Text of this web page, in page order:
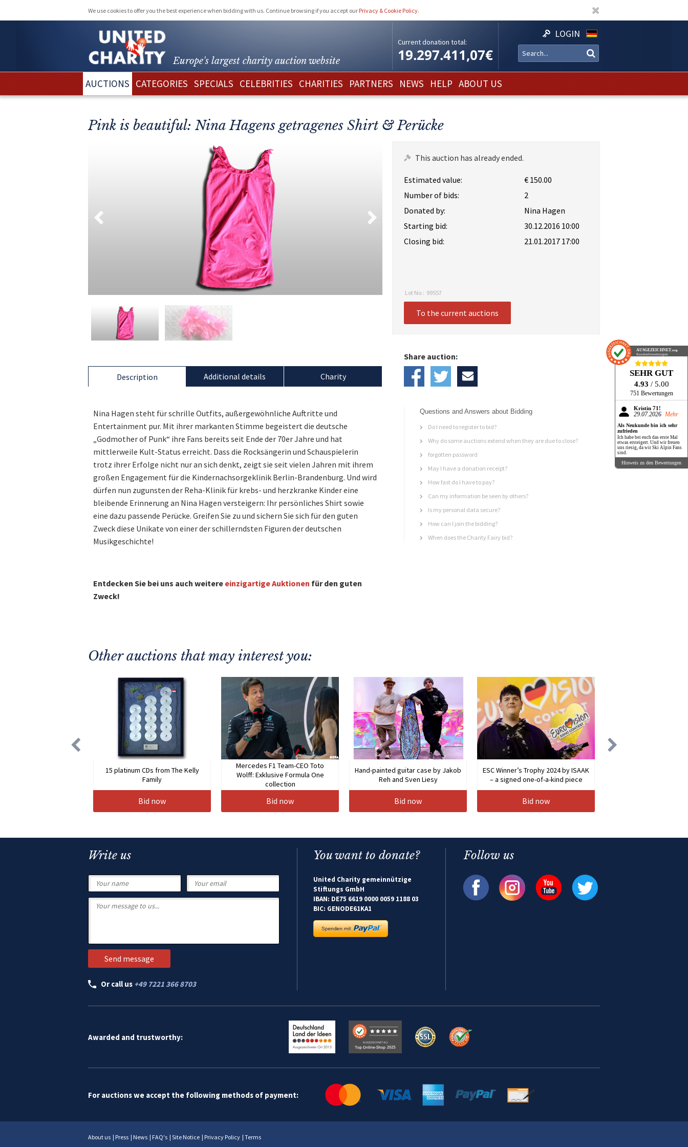
We use cookies to offer you the best experience when bidding with us. Continue browsing if you accept our Privacy & Cookie Policy.
Europe's largest charity auction website
Current donation total:
19.297.411,07€
LOGIN
AUCTIONS CATEGORIES SPECIALS CELEBRITIES CHARITIES PARTNERS NEWS HELP ABOUT US
Pink is beautiful: Nina Hagens getragenes Shirt & Perücke
This auction has already ended.
Estimated value:
€ 150.00
Number of bids:
2
Donated by:
Nina Hagen
Starting bid:
30.12.2016 10:00
Closing bid:
21.01.2017 17:00
Lot No.: 99557
To the current auctions
Description
Nina Hagen steht für schrille Outfits, außergewöhnliche Auftritte und
Entertainment pur. Mit ihrer markanten Stimme begeistert die deutsche
„Godmother of Punk“ ihre Fans bereits seit Ende der 70er Jahre und hat
mittlerweile Kult-Status erreicht. Dass die Rocksängerin und Schauspielerin
trotz ihrer Erfolge nicht nur an sich denkt, zeigt sie seit vielen Jahren mit ihrem
großen Engagement für die Kindernachsorgeklinik Berlin-Brandenburg. Und wird
dürfen nun zugunsten der Reha-Klinik für krebs- und herzkranke Kinder eine
bleibende Erinnerung an Nina Hagen versteigern: Ihr persönliches Shirt sowie
eine dazu passende Perücke. Greifen Sie zu und sichern Sie sich für den guten
Zweck diese Unikate von einer der schillerndsten Figuren der deutschen
Musikgeschichte!
Entdecken Sie bei uns auch weitere einzigartige Auktionen für den guten
Zweck!
Additional details Charity
Share auction:
Questions and Answers about Bidding
Do I need to register to bid?
Why do some auctions extend when they are due to close?
forgotten password
May I have a donation receipt?
How fast do I have to pay?
Can my information be seen by others?
Is my personal data secure?
How can I join the bidding?
When does the Charity Fairy bid?
Other auctions that may interest you:
15 platinum CDs from The Kelly
Family
Bid now
Mercedes F1 Team-CEO Toto
Wolff: Exklusive Formula One
collection
Bid now
Hand-painted guitar case by Jakob
Reh and Sven Liesy
Bid now
ESC Winner’s Trophy 2024 by ISAAK
– a signed one-of-a-kind piece
Bid now
Write us
Or call us +49 7221 366 8703
You want to donate?
United Charity gemeinnützige
Stiftungs GmbH
IBAN: DE75 6619 0000 0059 1188 03
BIC: GENODE61KA1
Follow us
Awarded and trustworthy:
For auctions we accept the following methods of payment:
About us | Press | News | FAQ's | Site Notice | Privacy Policy | Terms
AUSGEZEICHNET.org
Kundenbewertungen
SEHR GUT
4.93 / 5.00
751 Bewertungen
Kristin 71!
29.07.2026 Mehr
Als Neukunde bin ich sehr
zufrieden
Ich habe bei euch das erste Mal
etwas ersteigert. Und wir freuen
uns riesig, da wir Ski Alpin Fans
sind.
Hinweis zu den Bewertungen